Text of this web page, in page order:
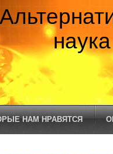
наука
НАМ НРАВЯТСЯ